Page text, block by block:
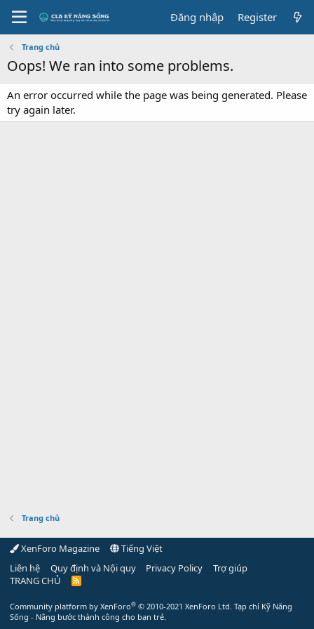
Đăng nhập Register
Trang chủ
Oops! We ran into some problems.
An error occurred while the page was being generated. Please
try again later.
Trang chủ
XenForo Magazine
Tiếng Việt
Liên hệ
Quy định và Nội quy Privacy Policy
Trợ giúp
TRANG CHỦ
R
Community platform by XenForo® © 2010-2021 XenForo Ltd. Tạp chí Kỹ Năng
Sống - Nâng bước thành công cho bạn trẻ.